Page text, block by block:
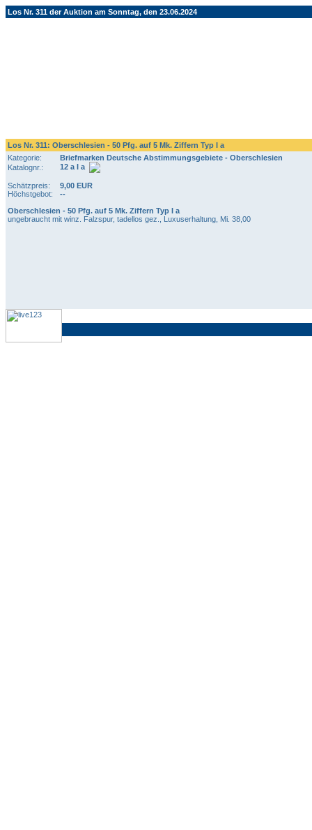
Los Nr. 311 der Auktion am Sonntag, den 23.06.2024
Los Nr. 311: Oberschlesien - 50 Pfg. auf 5 Mk. Ziffern Typ I a
Kategorie:
Briefmarken Deutsche Abstimmungsgebiete - Oberschlesien
Katalognr.:
12 a I a
Schätzpreis:
9,00 EUR
Höchstgebot:
--
Oberschlesien - 50 Pfg. auf 5 Mk. Ziffern Typ I a
ungebraucht mit winz. Falzspur, tadellos gez., Luxuserhaltung, Mi. 38,00